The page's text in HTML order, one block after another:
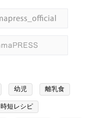
幼児 離乳食
時短レシピ